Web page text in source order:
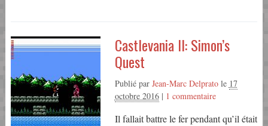
Castlevania II: Simon’s
Quest
Publié par Jean-Marc Delpratole 17
octobre 2016| 1 commentaire
Il fallait battre le fer pendant qu’il était